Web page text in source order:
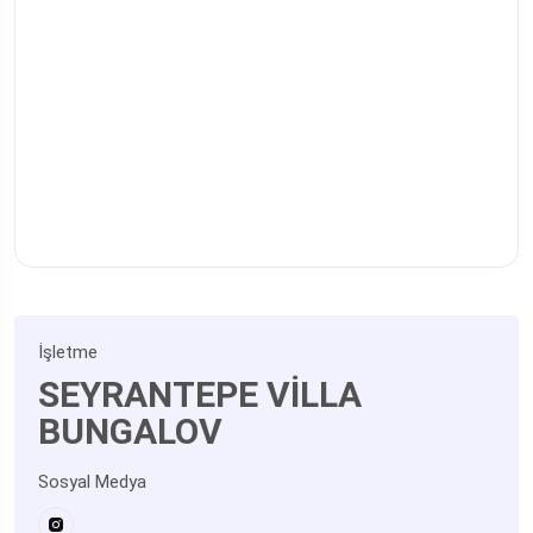
İşletme
SEYRANTEPE VİLLA
BUNGALOV
Sosyal Medya